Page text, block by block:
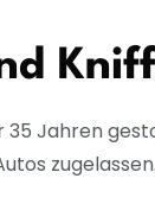
35 Jahren